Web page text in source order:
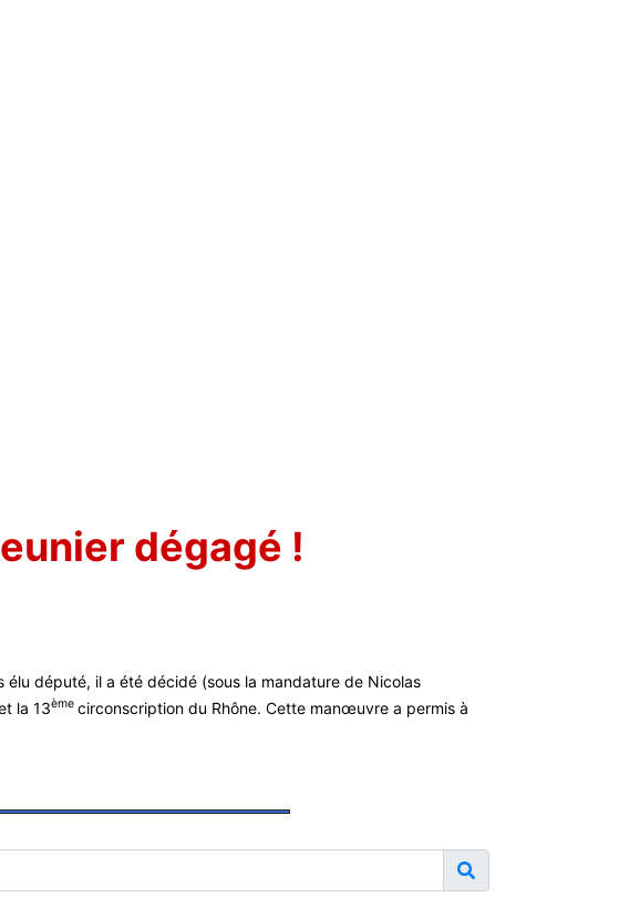
dégagé !
député, il a été décidé (sous la mandature de Nicolas
la 13ème circonscription du Rhône. Cette manœuvre a permis à